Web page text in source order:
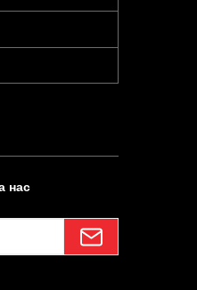
нас